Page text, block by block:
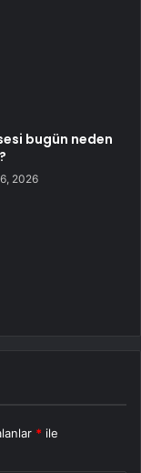
bugün neden
2026
* ile